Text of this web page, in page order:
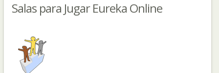
Salas para Jugar Eureka Online